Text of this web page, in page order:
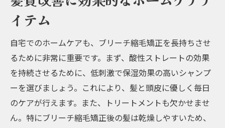
イテム
自宅でのホームケアも、ブリーチ縮毛矯正を長持ちさせ
るために非常に重要です。まず、酸性ストレートの効果
を持続させるために、低刺激で保湿効果の高いシャンプ
ーを選びましょう。これにより、髪と頭皮に優しく毎日
のケアが行えます。また、トリートメントも欠かせませ
ん。特にブリーチ縮毛矯正後の髪は乾燥しやすいため、